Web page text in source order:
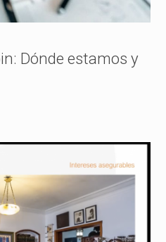
Dónde estamos y